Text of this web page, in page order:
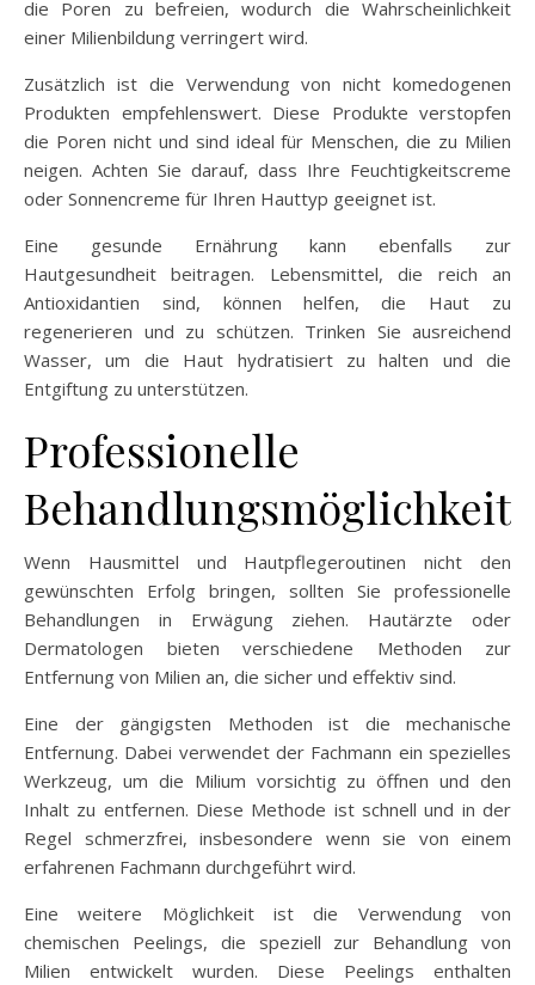
die Poren zu befreien, wodurch die Wahrscheinlichkeit
einer Milienbildung verringert wird.
Zusätzlich ist die Verwendung von nicht komedogenen
Produkten empfehlenswert. Diese Produkte verstopfen
die Poren nicht und sind ideal für Menschen, die zu Milien
neigen. Achten Sie darauf, dass Ihre Feuchtigkeitscreme
oder Sonnencreme für Ihren Hauttyp geeignet ist.
Eine gesunde Ernährung kann ebenfalls zur
Hautgesundheit beitragen. Lebensmittel, die reich an
Antioxidantien sind, können helfen, die Haut zu
regenerieren und zu schützen. Trinken Sie ausreichend
Wasser, um die Haut hydratisiert zu halten und die
Entgiftung zu unterstützen.
Professionelle
Wenn Hausmittel und Hautpflegeroutinen nicht den
gewünschten Erfolg bringen, sollten Sie professionelle
Behandlungen in Erwägung ziehen. Hautärzte oder
Dermatologen bieten verschiedene Methoden zur
Entfernung von Milien an, die sicher und effektiv sind.
Eine der gängigsten Methoden ist die mechanische
Entfernung. Dabei verwendet der Fachmann ein spezielles
Werkzeug, um die Milium vorsichtig zu öffnen und den
Inhalt zu entfernen. Diese Methode ist schnell und in der
Regel schmerzfrei, insbesondere wenn sie von einem
erfahrenen Fachmann durchgeführt wird.
Eine weitere Möglichkeit ist die Verwendung von
chemischen Peelings, die speziell zur Behandlung von
Milien entwickelt wurden. Diese Peelings enthalten